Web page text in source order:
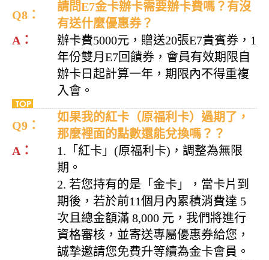
Q8：
請問E7金卡辦卡需要辦卡費嗎？有沒
有送什麼優惠券？
A：
辦卡費5000元，贈送20張E7貴賓券，1
年份雙月E7回饋券，會員有效期限自
辦卡日起計算一年，期限內不得重複
入會。
Q9：
如果我的紅卡（原福利卡）過期了，
那麼裡面的點數還能兌換嗎？？
A：
1.「紅卡」(原福利卡)，調整為無限
期。
2. 若您持有的是「金卡」，當卡片到
期後，若於前11個月內累積消費達 5
次且總金額滿 8,000 元，我們將進行
資格審核，並寄送專屬優惠券給您，
誠摯邀請您免費升等續為金卡會員。